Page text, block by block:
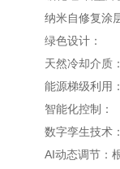
纳米自修复涂
绿色设计：
天然冷却介质
能源梯级利用
智能化控制：
数字孪生技术
AI动态调节：